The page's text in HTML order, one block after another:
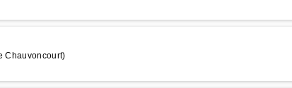
Chauvoncourt)